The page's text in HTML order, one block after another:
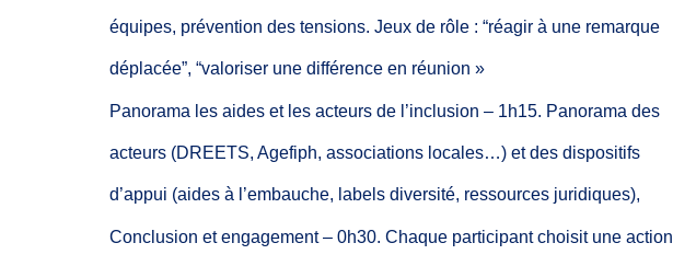
équipes, prévention des tensions. Jeux de rôle : “réagir à une remarque
déplacée”, “valoriser une différence en réunion »
Panorama les aides et les acteurs de l’inclusion – 1h15. Panorama des
acteurs (DREETS, Agefiph, associations locales…) et des dispositifs
d’appui (aides à l’embauche, labels diversité, ressources juridiques),
Conclusion et engagement – 0h30. Chaque participant choisit une action